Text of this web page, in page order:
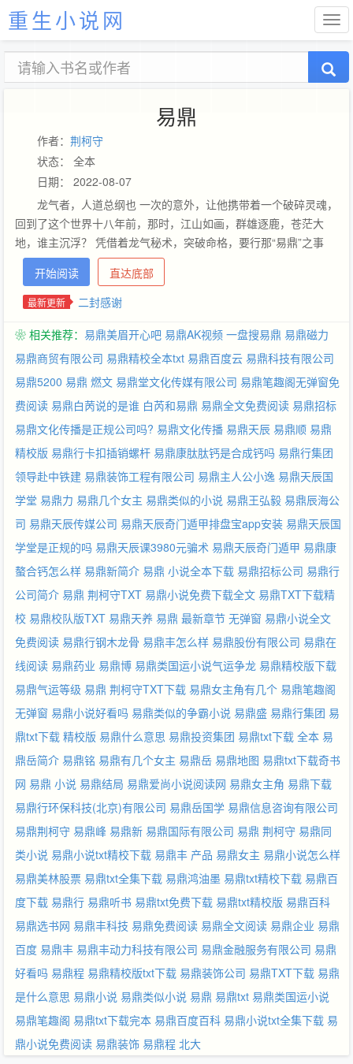
重生小说网
易鼎
作者： 荆柯守
状态： 全本
日期： 2022-08-07
龙气者，人道总纲也 一次的意外，让他携带着一个破碎灵魂，
回到了这个世界十八年前，那时，江山如画，群雄逐鹿，苍茫大
地，谁主沉浮？ 凭借着龙气秘术，突破命格，要行那“易鼎”之事
开始阅读
直达底部
最新更新 二封感谢
❀ 相关推荐： 易鼎美眉开心吧 易鼎AK视频 一盘搜易鼎 易鼎磁力
易鼎商贸有限公司 易鼎精校全本txt 易鼎百度云 易鼎科技有限公司
易鼎5200 易鼎 燃文 易鼎堂文化传媒有限公司 易鼎笔趣阁无弹窗免
费阅读 易鼎白苪说的是谁 白芮和易鼎 易鼎全文免费阅读 易鼎招标
易鼎文化传播是正规公司吗? 易鼎文化传播 易鼎天辰 易鼎顺 易鼎
精校版 易鼎行卡扣插销螺杆 易鼎康肽肽钙是合成钙吗 易鼎行集团
领导赴中铁建 易鼎装饰工程有限公司 易鼎主人公小逸 易鼎天辰国
学堂 易鼎力 易鼎几个女主 易鼎类似的小说 易鼎王弘毅 易鼎辰海公
司 易鼎天辰传媒公司 易鼎天辰奇门遁甲排盘宝app安装 易鼎天辰国
学堂是正规的吗 易鼎天辰课3980元骗术 易鼎天辰奇门遁甲 易鼎康
螯合钙怎么样 易鼎新简介 易鼎 小说全本下载 易鼎招标公司 易鼎行
公司简介 易鼎 荆柯守TXT 易鼎小说免费下载全文 易鼎TXT下载精
校 易鼎校队版TXT 易鼎天养 易鼎 最新章节 无弹窗 易鼎小说全文
免费阅读 易鼎行钢木龙骨 易鼎丰怎么样 易鼎股份有限公司 易鼎在
线阅读 易鼎药业 易鼎博 易鼎类国运小说气运争龙 易鼎精校版下载
易鼎气运等级 易鼎 荆柯守TXT下载 易鼎女主角有几个 易鼎笔趣阁
无弹窗 易鼎小说好看吗 易鼎类似的争霸小说 易鼎盛 易鼎行集团 易
鼎txt下载 精校版 易鼎什么意思 易鼎投资集团 易鼎txt下载 全本 易
鼎岳简介 易鼎铭 易鼎有几个女主 易鼎岳 易鼎地图 易鼎txt下载奇书
网 易鼎 小说 易鼎结局 易鼎爱尚小说阅读网 易鼎女主角 易鼎下载
易鼎行环保科技(北京)有限公司 易鼎岳国学 易鼎信息咨询有限公司
易鼎荆柯守 易鼎峰 易鼎新 易鼎国际有限公司 易鼎 荆柯守 易鼎同
类小说 易鼎小说txt精校下载 易鼎丰 产品 易鼎女主 易鼎小说怎么样
易鼎美林股票 易鼎txt全集下载 易鼎鸿油墨 易鼎txt精校下载 易鼎百
度下载 易鼎行 易鼎听书 易鼎txt免费下载 易鼎txt精校版 易鼎百科
易鼎选书网 易鼎丰科技 易鼎免费阅读 易鼎全文阅读 易鼎企业 易鼎
百度 易鼎丰 易鼎丰动力科技有限公司 易鼎金融服务有限公司 易鼎
好看吗 易鼎程 易鼎精校版txt下载 易鼎装饰公司 易鼎TXT下载 易鼎
是什么意思 易鼎小说 易鼎类似小说 易鼎 易鼎txt 易鼎类国运小说
易鼎笔趣阁 易鼎txt下载完本 易鼎百度百科 易鼎小说txt全集下载 易
鼎小说免费阅读 易鼎装饰 易鼎程 北大